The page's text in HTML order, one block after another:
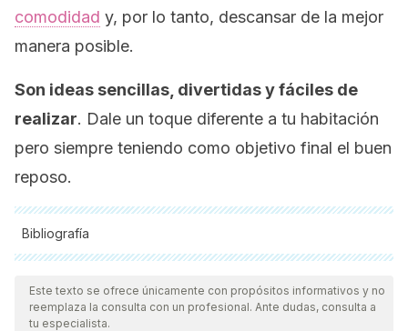
comodidad y, por lo tanto, descansar de la mejor
manera posible.
Son ideas sencillas, divertidas y fáciles de
realizar. Dale un toque diferente a tu habitación
pero siempre teniendo como objetivo final el buen
reposo.
Bibliografía
Todas las fuentes citadas fueron revisadas a profundidad por
nuestro equipo, para asegurar su calidad, confiabilidad,
vigencia y validez.La bibliografía de este artículo fue
Este texto se ofrece únicamente con propósitos informativos y no
reemplaza la consulta con un profesional. Ante dudas, consulta a
tu especialista.